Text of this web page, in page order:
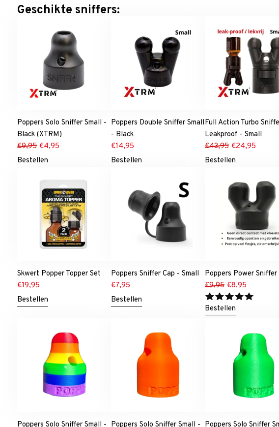
Geschikte sniffers:
Poppers Solo Sniffer Small -
Black (XTRM)
€9,95 €4,95
Bestellen
Poppers Double Sniffer Small
- Black
€14,95
Bestellen
Full Action Turbo
Leakproof - Small
€43,95 €24,95
Bestellen
Skwert Popper Topper Set
€19,95
Bestellen
Poppers Sniffer Cap - Small
€7,95
Bestellen
Poppers Power Sniffer
€9,95 €8,95
Bestellen
Poppers Solo Sniffer Small - Poppers Solo Sniffer Small - Poppers Solo Sniffer